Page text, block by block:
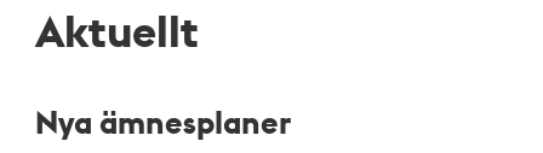
Aktuellt
Nya ämnesplaner